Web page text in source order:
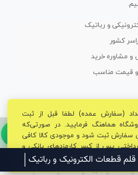
و رباتیک
کشور
مشاوره خرید
قیمت مناسب
تخصصی قم الکترونیک محفوظ می‌باشد.
(سفارش عمده) لطفا قبل از ثبت
هماهنگ فرمایید. در صورتی‌که
سفارش ثبت شود و موجودی کالا کافی
پس از کسر کارمزدهای بانکی و
شما بازگشت داده خواهد شد.